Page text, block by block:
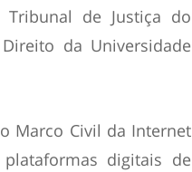
de Justiça do
da Universidade
Marco Civil da Internet
digitais de